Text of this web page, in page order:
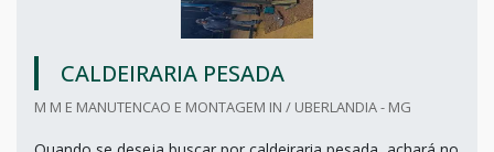
CALDEIRARIA PESADA
M M E MANUTENCAO E MONTAGEM IN / UBERLANDIA - MG